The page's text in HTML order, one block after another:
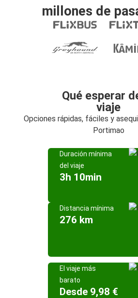
millones de
Qué esperar
viaje
Opciones rápidas, fáciles y
Portimao
Duración mínima
del viaje
3h 10min
Distancia mínima
276 km
El viaje más
barato
Desde 9,98 €